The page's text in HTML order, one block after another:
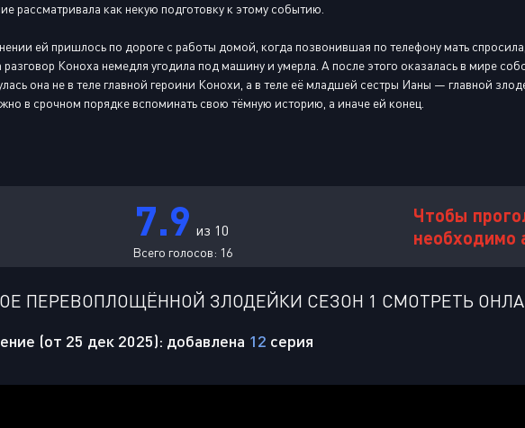
рассматривала как некую подготовку к этому событию.
ей пришлось по дороге с работы домой, когда позвонившая по телефону мать
разговор Коноха немедля угодила под машину и умерла. А после этого оказалась в мире
она не в теле главной героини Конохи, а в теле её младшей сестры Ианы — главной
в срочном порядке вспоминать свою тёмную историю, а иначе ей конец.
7.9 из 10
Всего голосов: 16
Чтобы
необходимо
ПЕРЕВОПЛОЩЁННОЙ ЗЛОДЕЙКИ СЕЗОН 1 СМОТРЕТЬ
(от 25 дек 2025): добавлена 12 серия